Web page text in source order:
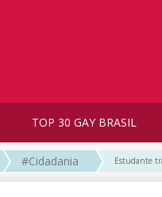
TOP 30 GAY BRASIL
#Cidadania Estudante